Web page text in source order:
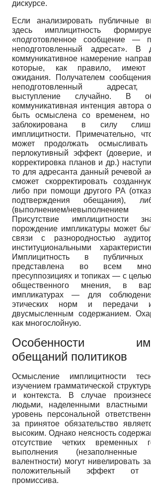
дискурсе.
Если анализировать публичные
здесь имплицитность
«подготовленное сообщение —
неподготовленный адресат». В
коммуникативное намерение
которые, как правило, имеют
ожидания. Получателем
неподготовленный
выступление случайно. В
коммуникативная интенция автора
быть осмыслена со временем,
заблокирована в силу
имплицитности. Примечательно,
может продолжать
перлокутивный эффект (доверие,
корректировка планов и др.)
то для адресанта данный речевой
сможет скорректировать
либо при помощи другого РА
подтверждения обещания),
(выполнением/
Присутствие имплицитности
порождение импликатуры может
связи с разнородностью
институциональными
Имплицитность в публичных
представлена во всем
пресуппозициях и топиках — с
общественного мнения, в
импликатурах — для
этических норм и передачи
двусмысленным содержанием.
как многослойную.
Особенности
обещаний политиков
Осмысление имплицитности
изучением грамматической
и контекста. В случае
людьми, наделенными властными
уровень персональной
за принятое обязательство
высоким. Однако неясность
отсутствие четких временных
выполнения (незаполненные
валентности) могут нивелировать
положительный эффект от
промиссива.